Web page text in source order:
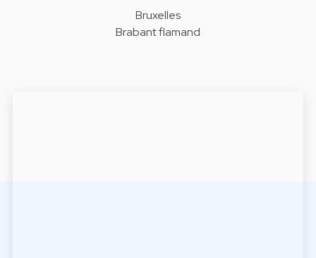
Bruxelles
Brabant flamand